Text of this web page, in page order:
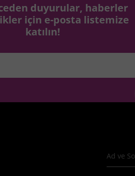
duyurular, haberler
için e-posta listemize
katılın!